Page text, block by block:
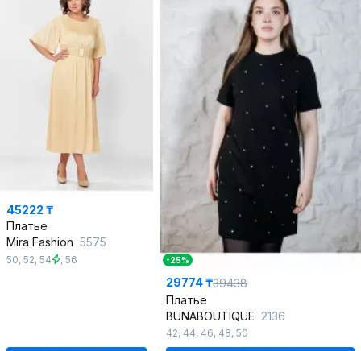
45222 ₸
Платье
Mira Fashion 5575
50, 52, 54 , 56 -25%
29774 ₸39438
Платье
BUNABOUTIQUE 2136
42, 44, 46, 48, 50